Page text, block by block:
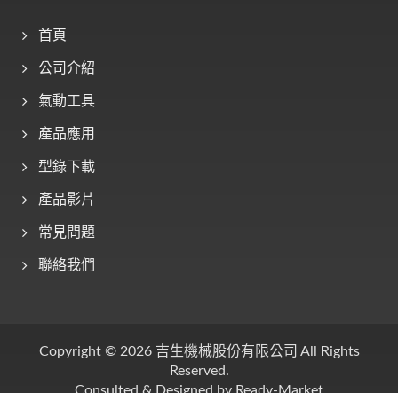
首頁
公司介紹
氣動工具
產品應用
型錄下載
產品影片
常見問題
聯絡我們
Copyright © 2026 吉生機械股份有限公司 All Rights
Reserved.